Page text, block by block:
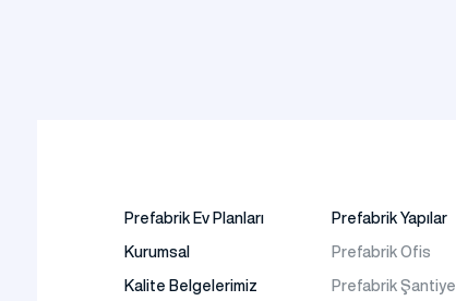
Prefabrik Ev Planları
Kurumsal
Kalite Belgelerimiz
Prefabrik Yapılar
Prefabrik Ofis
Prefabrik Şantiye